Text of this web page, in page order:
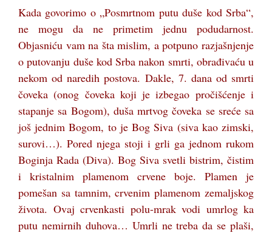
Kada govorimo o „Posmrtnom putu duše kod Srba“,
ne mogu da ne primetim jednu podudarnost.
Objasniću vam na šta mislim, a potpuno razjašnjenje
o putovanju duše kod Srba nakon smrti, obrađivaću u
nekom od naredih postova. Dakle, 7. dana od smrti
čoveka (onog čoveka koji je izbegao pročišćenje i
stapanje sa Bogom), duša mrtvog čoveka se sreće sa
još jednim Bogom, to je Bog Siva (siva kao zimski,
surovi…). Pored njega stoji i grli ga jednom rukom
Boginja Rada (Diva). Bog Siva svetli bistrim, čistim
i kristalnim plamenom crvene boje. Plamen je
pomešan sa tamnim, crvenim plamenom zemaljskog
života. Ovaj crvenkasti polu-mrak vodi umrlog ka
putu nemirnih duhova… Umrli ne treba da se plaši,